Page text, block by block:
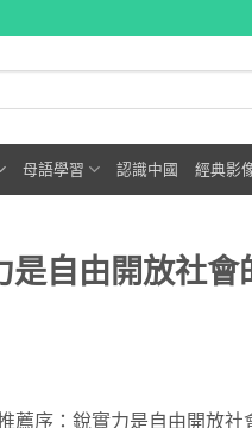
母語學習 認識中國 經典影
是自由開放社會
薦序：銳實力是自由開放社